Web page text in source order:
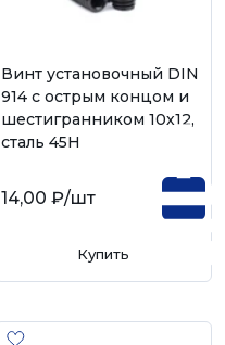
Винт установочный DIN
914 с острым концом и
шестигранником 10х12,
сталь 45H
14,00 ₽/шт
Купить